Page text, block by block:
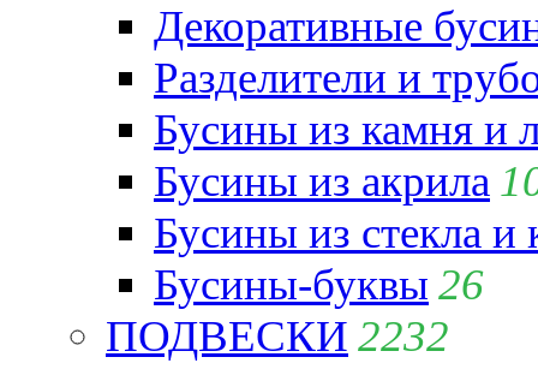
Декоративные
Разделители и
Бусины из камня и
Бусины из акрила
Бусины из стекла и
Бусины-буквы 26
ПОДВЕСКИ 2232